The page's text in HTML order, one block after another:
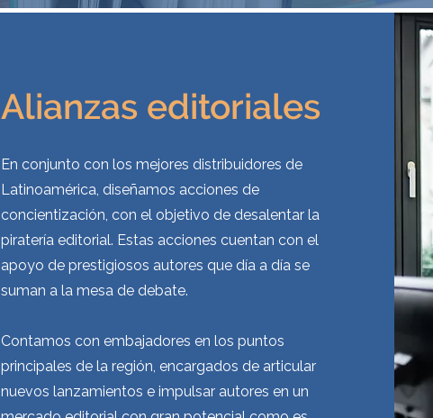
Alianzas editoriales
En conjunto con los mejores distribuidores de
Latinoamérica, diseñamos acciones de
concientización, con el objetivo de desalentar la
piratería editorial. Estas acciones cuentan con el
apoyo de prestigiosos autores que día a día se
suman a la mesa de debate.
Contamos con embajadores en los puntos
principales de la región, encargados de articular
nuevos lanzamientos e impulsar autores en un